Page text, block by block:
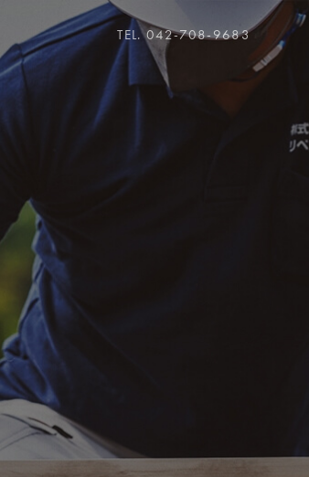
TEL. 042-708-9683